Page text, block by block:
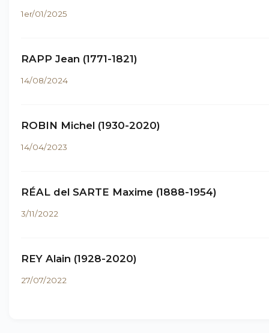
1er/01/2025
RAPP Jean (1771-1821)
14/08/2024
ROBIN Michel (1930-2020)
14/04/2023
RÉAL del SARTE Maxime (1888-1954)
3/11/2022
REY Alain (1928-2020)
27/07/2022